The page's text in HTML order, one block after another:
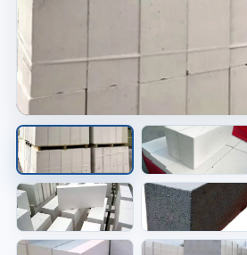
Материалы для
Видно материал, который
работе.